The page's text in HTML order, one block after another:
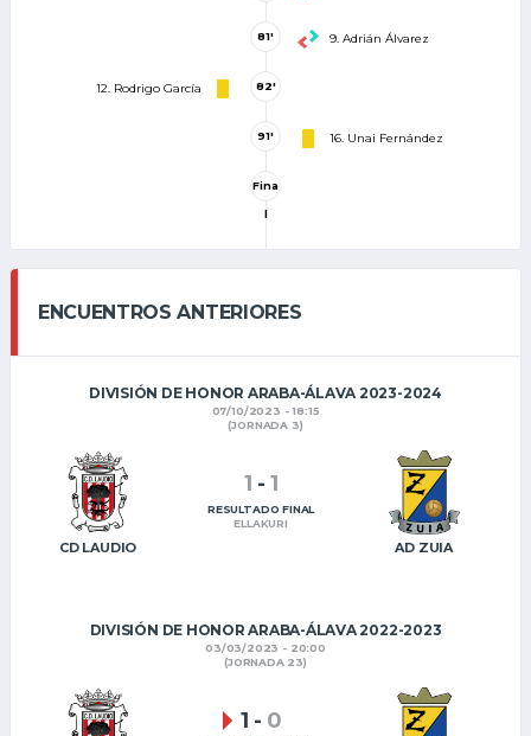
9. Adrián Álvarez
81'
12. Rodrigo García 82'
16. Unai Fernández
91'
Fina
l
ENCUENTROS ANTERIORES
DIVISIÓN DE HONOR ARABA-ÁLAVA 2023-2024
07/10/2023 - 18:15
(JORNADA 3)
CD LAUDIO AD ZUIA
1 - 1
RESULTADO FINAL
ELLAKURI
DIVISIÓN DE HONOR ARABA-ÁLAVA 2022-2023
03/03/2023 - 20:00
(JORNADA 23)
1 - 0